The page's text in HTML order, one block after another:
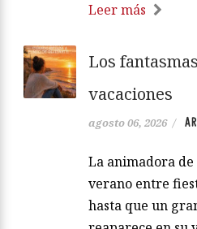
Leer más
Los
vacaciones
agosto 06, 2026 /
La animadora
verano entre
hasta que un